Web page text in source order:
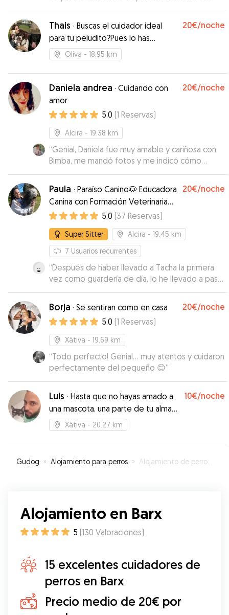
informadas en todo momento. Repetiremos sin
dudarlo!
Thais · Buscas el cuidador ideal
para tu peludito?Pues lo has
encontrado!
20€/noche
Oliva - 18.95 km
Daniela andrea · Cuidando con
amor
20€/noche
5.0 (1 Reservas)
Alcira - 19.38 km
“Genial, Daniela fue muy amable y cariñosa con
Bimba, me mandó fotos y me indicó cómo
estaba mi perrita en el transcurso del día. Ha
sido una excelente cuidadora, repetiría sin duda
alguna ❤️”
Paula · Paraíso Canino🐶 Educadora
Canina con Formación Veterinaria🫶
🏼
20€/noche
5.0 (37 Reservas)
Super Sitter Alcira - 19.45 km
7 Usuarios recurrentes
“Después de haber llevado a Tacha la primera
vez como guardería de día, lo he llevado a pasar
una noche con el objetivo de que Tacha vaya
acostumbrándose a Paula y a su casa y que
cuando tenga que dejarlo por un tiempo más
prolongado por motivos de viaje u
otros,conozca la casa y a Paula. Así el se quedará
más a gusto y nosotros podremos irnos con
tranquilidad. Tacha ha estado cuidado y mimado
en todo momento y nosotros tranquilos y
contentos porque Paula nos ha mantenido
informados mediante el envío de vídeos y
audios. Repetiremos sin duda.”
Borja · Se sentiran como en casa 20€/noche
5.0 (1 Reservas)
Xàtiva - 19.69 km
“Todo perfecto! Genial… muy atentos y cuidaron
perfectamente del pequeño 😊”
Luis · Hasta que no hayas amado a
una mascota, una parte de tu alma
estará dormida
10€/noche
Xàtiva - 20.27 km
Gudog » Alojamiento para perros » Alojamiento de perros en Barx
Alojamiento en Barx
5 (130 Valoraciones)
15 excelentes cuidadores de
perros en Barx
Precio medio de 20€ por